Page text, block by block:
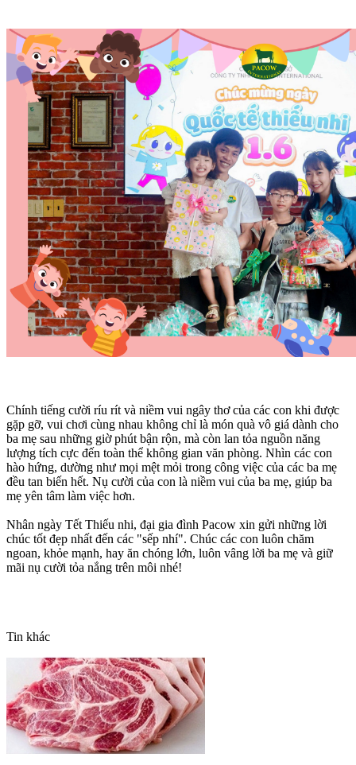
Chính tiếng cười ríu rít và niềm vui ngây thơ của các con khi được
gặp gỡ, vui chơi cùng nhau không chỉ là món quà vô giá dành cho
ba mẹ sau những giờ phút bận rộn, mà còn lan tỏa nguồn năng
lượng tích cực đến toàn thể không gian văn phòng. Nhìn các con
hào hứng, dường như mọi mệt mỏi trong công việc của các ba mẹ
đều tan biến hết. Nụ cười của con là niềm vui của ba mẹ, giúp ba
mẹ yên tâm làm việc hơn.
Nhân ngày Tết Thiếu nhi, đại gia đình Pacow xin gửi những lời
chúc tốt đẹp nhất đến các "sếp nhí". Chúc các con luôn chăm
ngoan, khỏe mạnh, hay ăn chóng lớn, luôn vâng lời ba mẹ và giữ
mãi nụ cười tỏa nắng trên môi nhé!
Tin khác